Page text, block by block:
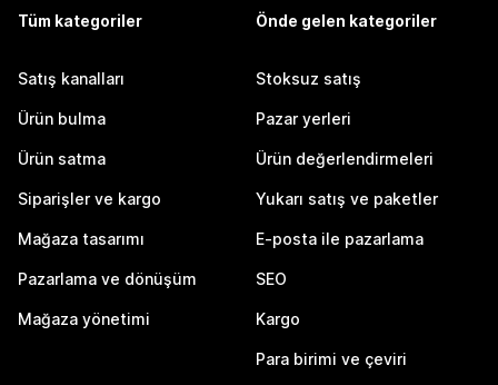
Tüm kategoriler
Satış kanalları
Ürün bulma
Ürün satma
Siparişler ve kargo
Mağaza tasarımı
Pazarlama ve dönüşüm
Mağaza yönetimi
Önde gelen kategoriler
Stoksuz satış
Pazar yerleri
Ürün değerlendirmeleri
Yukarı satış ve paketler
E-posta ile pazarlama
SEO
Kargo
Para birimi ve çeviri